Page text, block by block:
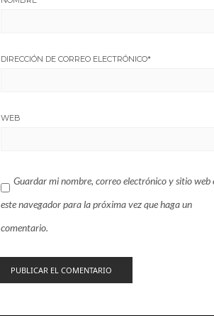
DIRECCIÓN DE CORREO ELECTRÓNICO*
WEB
Guardar mi nombre, correo electrónico y sitio web
este navegador para la próxima vez que haga un
comentario.